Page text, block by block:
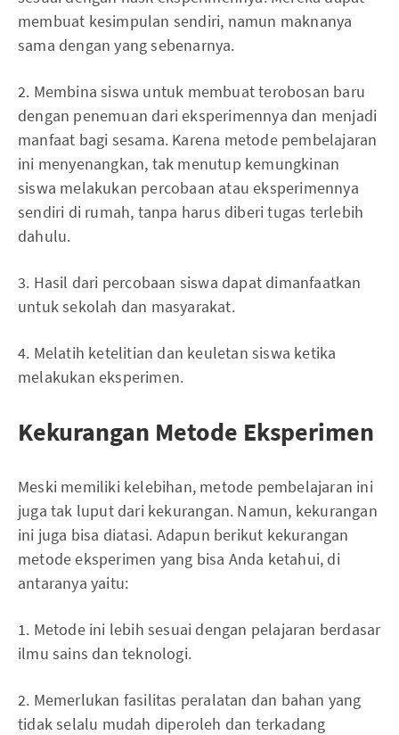
membuat kesimpulan sendiri, namun maknanya
sama dengan yang sebenarnya.
2. Membina siswa untuk membuat terobosan baru
dengan penemuan dari eksperimennya dan menjadi
manfaat bagi sesama. Karena metode pembelajaran
ini menyenangkan, tak menutup kemungkinan
siswa melakukan percobaan atau eksperimennya
sendiri di rumah, tanpa harus diberi tugas terlebih
dahulu.
3. Hasil dari percobaan siswa dapat dimanfaatkan
untuk sekolah dan masyarakat.
4. Melatih ketelitian dan keuletan siswa ketika
melakukan eksperimen.
Kekurangan Metode Eksperimen
Meski memiliki kelebihan, metode pembelajaran ini
juga tak luput dari kekurangan. Namun, kekurangan
ini juga bisa diatasi. Adapun berikut kekurangan
metode eksperimen yang bisa Anda ketahui, di
antaranya yaitu:
1. Metode ini lebih sesuai dengan pelajaran berdasar
ilmu sains dan teknologi.
2. Memerlukan fasilitas peralatan dan bahan yang
tidak selalu mudah diperoleh dan terkadang